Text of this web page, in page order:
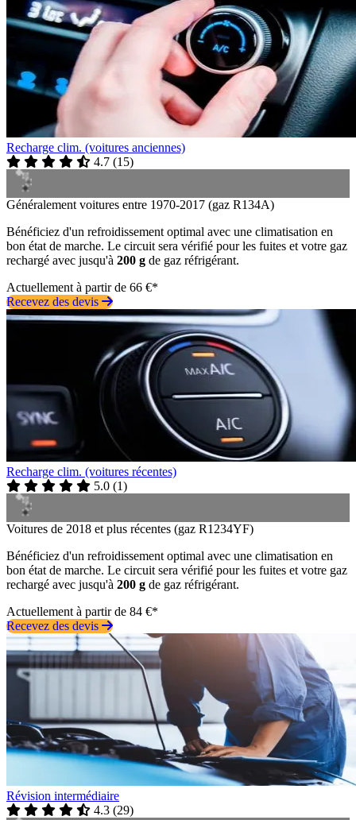
Recharge clim. (voitures anciennes)
4.7 (15)
Généralement voitures entre 1970-2017 (gaz R134A)
Bénéficiez d'un refroidissement optimal avec une climatisation en
bon état de marche. Le circuit sera vérifié pour les fuites et votre gaz
rechargé avec jusqu'à 200 g de gaz réfrigérant.
Actuellement à partir de 66 €*
Recevez des devis
Recharge clim. (voitures récentes)
5.0 (1)
Voitures de 2018 et plus récentes (gaz R1234YF)
Bénéficiez d'un refroidissement optimal avec une climatisation en
bon état de marche. Le circuit sera vérifié pour les fuites et votre gaz
rechargé avec jusqu'à 200 g de gaz réfrigérant.
Actuellement à partir de 84 €*
Recevez des devis
Révision intermédiaire
4.3 (29)